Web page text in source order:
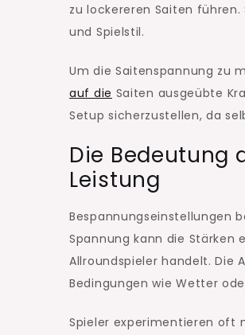
zu lockereren Saiten
und Spielstil.
Um die Saitenspannung zu
auf die Saiten ausgeübte
Setup sicherzustellen, da
Die Bedeutung
Leistung
Bespannungseinstellungen
Spannung kann die Stärken
Allroundspieler handelt. Die
Bedingungen wie Wetter
Spieler experimentieren oft